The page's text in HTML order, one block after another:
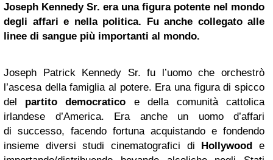
Joseph Kennedy Sr. era una figura potente nel mondo
degli affari e nella politica. Fu anche collegato alle
linee di sangue più importanti al mondo.
Joseph Patrick Kennedy Sr. fu l’uomo che orchestrò
l’ascesa della famiglia al potere. Era una figura di spicco
del partito democratico e della comunità cattolica
irlandese d’America. Era anche un uomo d’affari
di successo, facendo fortuna acquistando e fondendo
insieme diversi studi cinematografici di Hollywood e